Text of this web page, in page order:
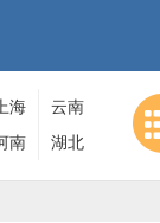
上海
云南
南 湖北